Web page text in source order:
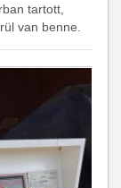
tartott,
van benne.